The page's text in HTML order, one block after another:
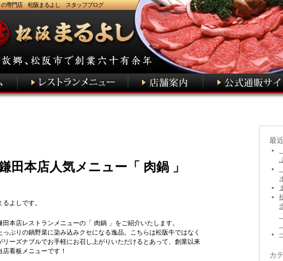
の専門店 松阪まるよし スタッフブログ
田本店人気メニュー「 肉鍋 」
よしです。
本店レストランメニューの「 肉鍋 」をご紹介いたします。
っぷりの鍋野菜に染み込みクセになる逸品。こちらは松阪牛ではなく
リーズナブルでお手軽にお召し上がりいただけるとあって、創業以来
看板メニューです！
最
カ